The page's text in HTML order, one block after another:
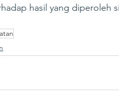
hasil yang diperoleh